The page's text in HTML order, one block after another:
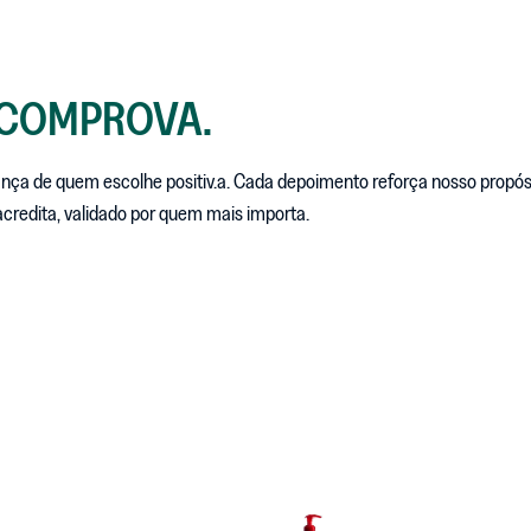
de quem escolhe positiv.a. Cada depoimento reforça nosso
validado por quem mais importa.